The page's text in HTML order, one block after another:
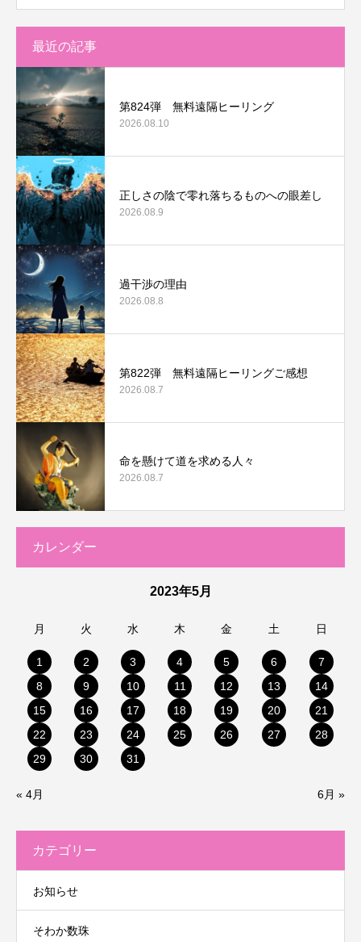
最近の記事
第824弾 無料遠隔ヒーリング
2026.08.10
正しさの陰で零れ落ちるものへの眼差し
2026.08.9
過干渉の理由
2026.08.8
第822弾 無料遠隔ヒーリングご感想
2026.08.7
命を懸けて道を求める人々
2026.08.7
カレンダー
2023年5月
月 火 水 木 金 土 日
1 2 3 4 5 6
7
8
9 10 11 12 13
14
15
16 17 18 19 20
21
22
23 24 25 26 27
28
29
30 31
« 4月 6月 »
カテゴリー
お知らせ
そわか数珠